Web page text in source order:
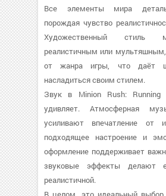
Все элементы мира
порождая чувство
Художественный стиль
реалистичным или
от жанра игры, что даёт
насладиться своим стилем.
Звук в Minion Rush: Running
удивляет. Атмосферная
усиливают впечатление от
подходящее настроение и
оформление поддерживает
звуковые эффекты делают
реалистичной.